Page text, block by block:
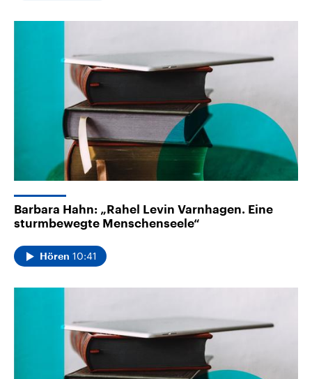
Barbara Hahn: „Rahel Levin Varnhagen. Eine
sturmbewegte Menschenseele“
Hören 10:41